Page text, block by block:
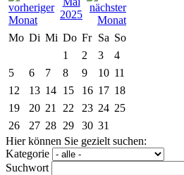
2025
Mo Di Mi Do Fr Sa So
1
2 3
4
5
6 7 8 9 10 11
12
13 14 15 16 17 18
19
20 21 22 23 24 25
26
27 28 29 30 31
Hier können Sie gezielt suchen:
Kategorie
Suchwort